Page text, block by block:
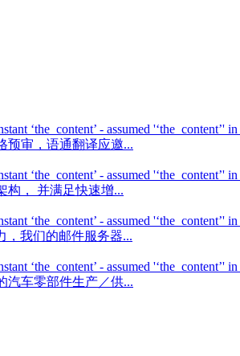
‘the_content’ - assumed '‘the_content’' in
预审，语通翻译应邀...
‘the_content’ - assumed '‘the_content’' in
构， 并满足快速增...
‘the_content’ - assumed '‘the_content’' in
，我们的邮件服务器...
‘the_content’ - assumed '‘the_content’' in
汽车零部件生产／供...